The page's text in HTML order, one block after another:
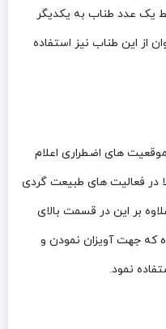
یک عدد طناب به یکدیگر
از این طناب نیز استفاده
های اضطراری اعلام
در فعالیت های طبیعت گردی
بر این در قسمت بالای
که جهت آویزان نمودن و
نمود.